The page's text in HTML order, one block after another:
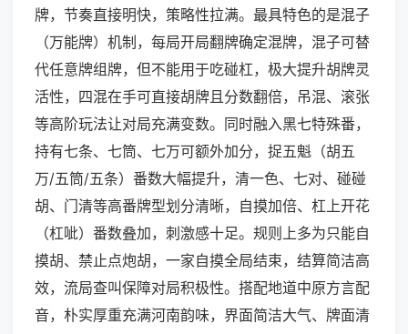
牌，节奏直接明快，策略性拉满。最具特色的是混子
（万能牌）机制，每局开局翻牌确定混牌，混子可替
代任意牌组牌，但不能用于吃碰杠，极大提升胡牌灵
活性，四混在手可直接胡牌且分数翻倍，吊混、滚张
等高阶玩法让对局充满变数。同时融入黑七特殊番，
持有七条、七筒、七万可额外加分，捉五魁（胡五
万/五筒/五条）番数大幅提升，清一色、七对、碰碰
胡、门清等高番牌型划分清晰，自摸加倍、杠上开花
（杠呲）番数叠加，刺激感十足。规则上多为只能自
摸胡、禁止点炮胡，一家自摸全局结束，结算简洁高
效，流局查叫保障对局积极性。搭配地道中原方言配
音，朴实厚重充满河南韵味，界面简洁大气、牌面清